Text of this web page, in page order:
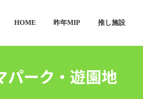
HOME 昨年MIP 推し施設
パーク・遊園地